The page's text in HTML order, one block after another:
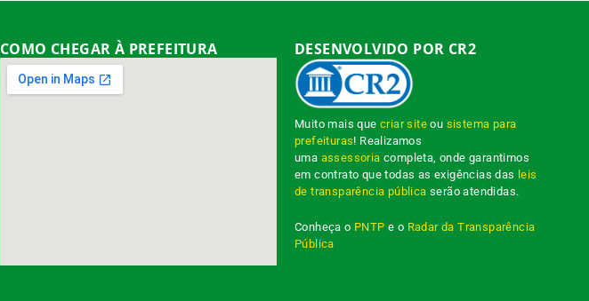
COMO CHEGAR À PREFEITURA DESENVOLVIDO POR CR2
Muito mais quecriar site ou sistema para
prefeituras! Realizamos
uma assessoria completa, onde garantimos
em contrato que todas as exigências das leis
de transparência pública serão atendidas.
Conheça o PNTP e o Radar da Transparência
Pública